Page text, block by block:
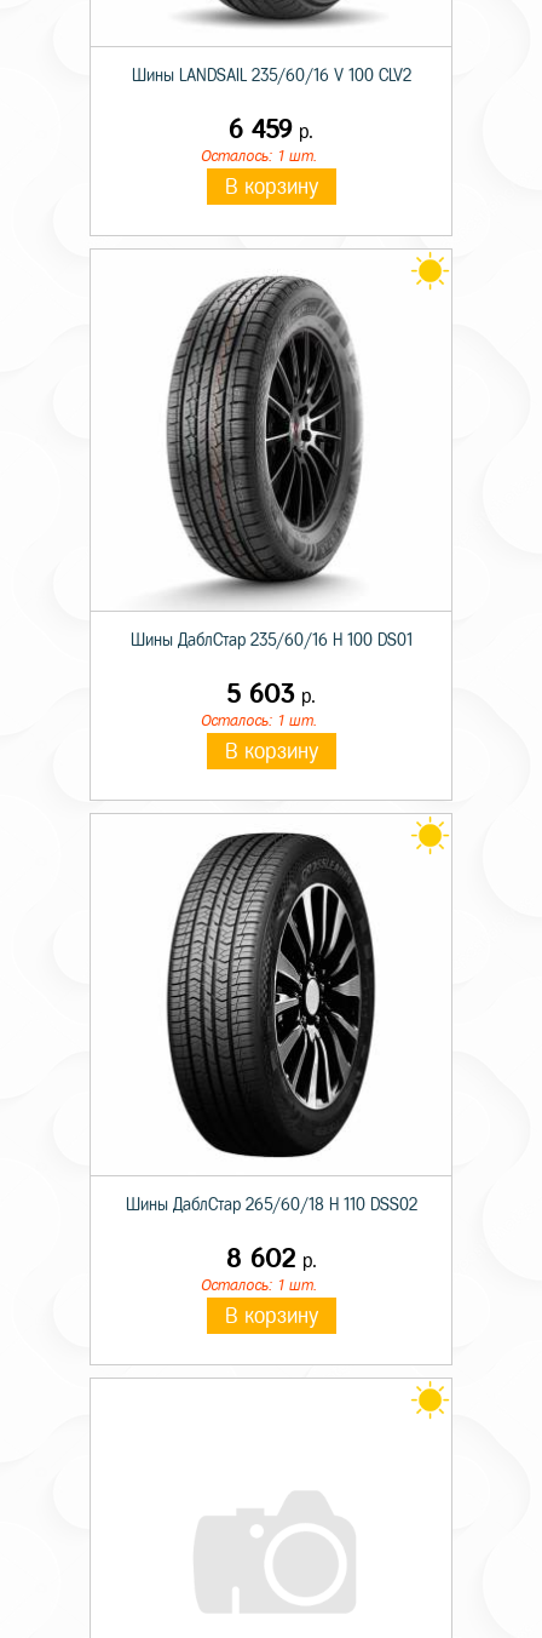
Шины LANDSAIL 235/60/16 V 100 CLV2
6 459 р.
Осталось: 1 шт.
В корзину
Шины ДаблСтар 235/60/16 H 100 DS01
5 603 р.
Осталось: 1 шт.
В корзину
Шины ДаблСтар 265/60/18 H 110 DSS02
8 602 р.
Осталось: 1 шт.
В корзину